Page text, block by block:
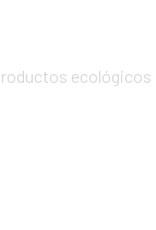
ecológicos